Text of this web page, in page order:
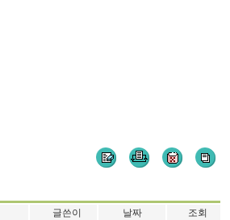
글쓴이 날짜
조회